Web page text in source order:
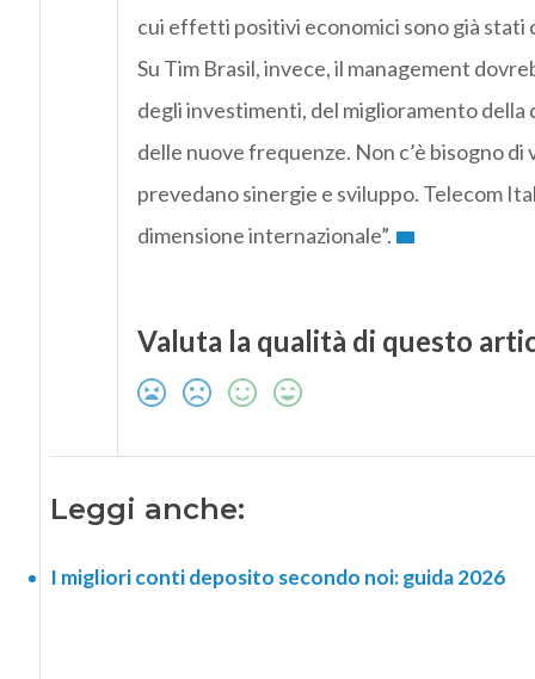
cui effetti positivi economici sono già stati
Su Tim Brasil, invece, il management
degli investimenti, del miglioramento della
delle nuove frequenze. Non c’è bisogno
prevedano sinergie e sviluppo. Telecom
dimensione internazionale”.
Valuta la qualità di questo
Leggi anche:
I migliori conti deposito secondo noi: guida 2026